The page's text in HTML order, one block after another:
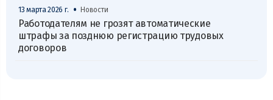
13 марта 2026 г. • Новости
Работодателям не грозят автоматические
штрафы за позднюю регистрацию трудовых
договоров